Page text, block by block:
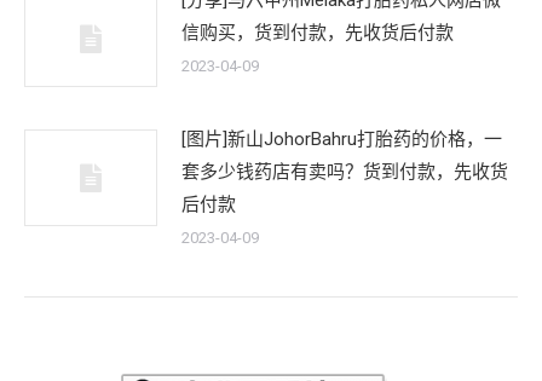
信购买，货到付款，先收货后付款
2023-04-09
[图片]新山JohorBahru打胎药的价格，一
套多少钱药店有卖吗？货到付款，先收货
后付款
2023-04-09